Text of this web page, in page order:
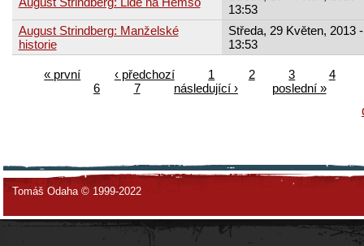
13:53
August Strindberg: Manželské
historie
Středa, 29 Květen, 2013 -
13:53
« první ‹ předchozí 1 2 3
4
6
7 následující ›
poslední »
Tomáš Odaha © 1999-2022